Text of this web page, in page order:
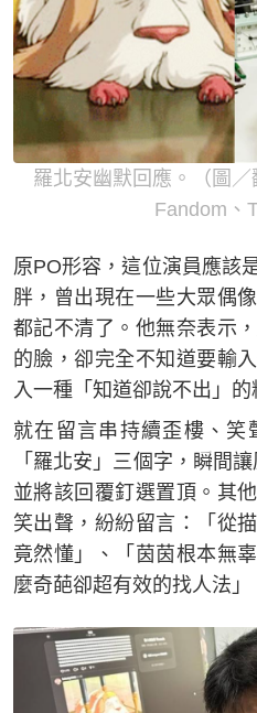
羅北安幽默回應。（圖／
Fandom、
原PO形容，這位演員應該
胖，曾出現在一些大眾偶
都記不清了。他無奈表示
的臉，卻完全不知道要輸
入一種「知道卻說不出」的
就在留言串持續歪樓、笑
「羅北安」三個字，瞬間
並將該回覆釘選置頂。其
笑出聲，紛紛留言：「從
竟然懂」、「茵茵根本無
麼奇葩卻超有效的找人法」